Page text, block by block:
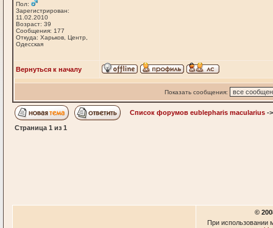
Пол:
Зарегистрирован:
11.02.2010
Возраст: 39
Сообщения: 177
Откуда: Харьков, Центр,
Одесская
Вернуться к началу
Показать сообщения:
Список форумов eublepharis macularius -
Страница 1 из 1
©
При использовании